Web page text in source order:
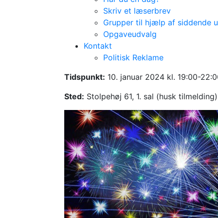
Skriv et læserbrev
Grupper til hjælp af siddende
Opgaveudvalg
Kontakt
Politisk Reklame
Nytårskur 2024
Tidspunkt: 10. januar 2024 kl. 19:00-
Sted: Stolpehøj 61, 1. sal (husk tilmelding)